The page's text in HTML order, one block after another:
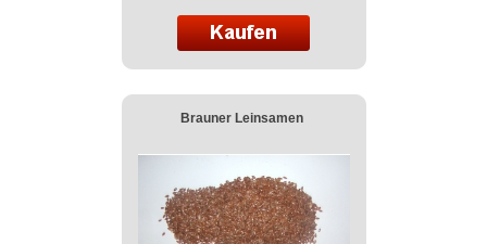
Brauner Leinsamen